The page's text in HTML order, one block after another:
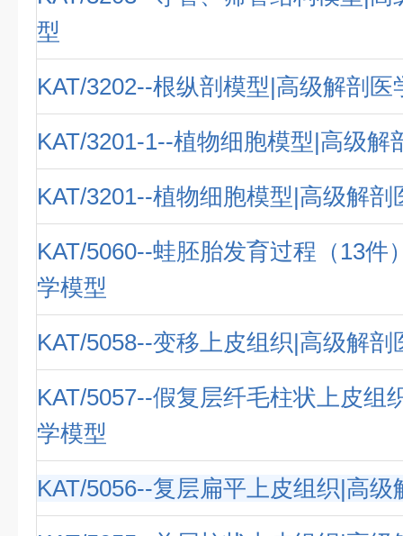
型
KAT/3202--根纵剖模型|高级解剖医
KAT/3201-1--植物细胞模型|高级解
KAT/3201--植物细胞模型|高级解剖
KAT/5060--蛙胚胎发育过程（13件
学模型
KAT/5058--变移上皮组织|高级解剖
KAT/5057--假复层纤毛柱状上皮组
学模型
KAT/5056--复层扁平上皮组织|高级